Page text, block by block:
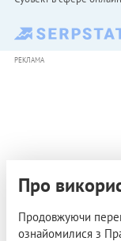
РЕКЛАМА
Про
Продовжуючи
ознайомилися з